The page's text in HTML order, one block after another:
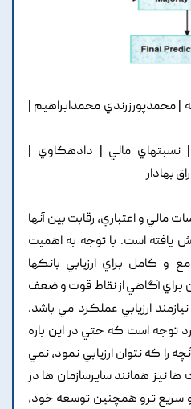
| محمدپورزرندي محمدابراهيم |
| نسبتهاي مالي | دادهکاوي |
بهادار
و اعتباري, رقابت بين آنها
يافته است. با توجه به اهميت
کامل براي ارزيابي بانکها
براي آگاهي از نقاط قوت و ضعف
ارزيابي عملکرد مي باشد.
توجه است که حتي در اين باره
را که نتوان ارزيابي نمود, نمي
نيز همانند سايرسازمان ها در
و سريع ترو همچنين توسعه خود,